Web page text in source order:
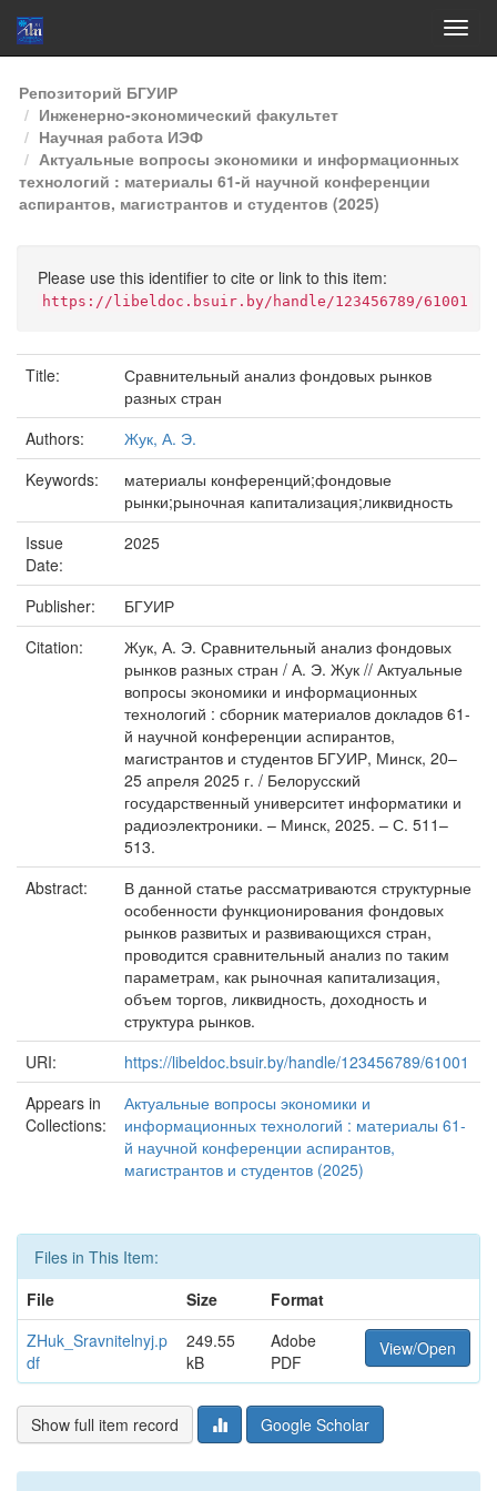
Skip
navigation
Репозиторий БГУИР
Инженерно-экономический факультет
Научная работа ИЭФ
Актуальные вопросы экономики и информационных
технологий : материалы 61-й научной конференции
аспирантов, магистрантов и студентов (2025)
Please use this identifier to cite or link to this item:
https://libeldoc.bsuir.by/handle/123456789/61001
Title:
Сравнительный анализ фондовых рынков
разных стран
Authors:
Жук, А. Э.
Keywords:
материалы конференций;фондовые
рынки;рыночная капитализация;ликвидность
Issue
Date:
2025
Publisher:
БГУИР
Citation:
Жук, А. Э. Сравнительный анализ фондовых
рынков разных стран / А. Э. Жук // Актуальные
вопросы экономики и информационных
технологий : сборник материалов докладов 61-
й научной конференции аспирантов,
магистрантов и студентов БГУИР, Минск, 20–
25 апреля 2025 г. / Белорусский
государственный университет информатики и
радиоэлектроники. – Минск, 2025. – С. 511–
513.
Abstract:
В данной статье рассматриваются структурные
особенности функционирования фондовых
рынков развитых и развивающихся стран,
проводится сравнительный анализ по таким
параметрам, как рыночная капитализация,
объем торгов, ликвидность, доходность и
структура рынков.
URI:
https://libeldoc.bsuir.by/handle/123456789/61001
Appears in
Collections:
Актуальные вопросы экономики и
информационных технологий : материалы 61-
й научной конференции аспирантов,
магистрантов и студентов (2025)
Files in This Item:
File
Size
Format
ZHuk_Sravnitelnyj.p
df
249.55
kB
Adobe
PDF
View/Open
Show full item record Google Scholar